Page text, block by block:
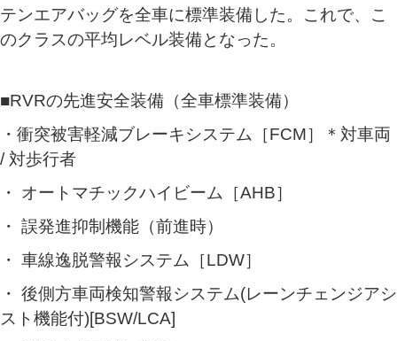
テンエアバッグを全車に標準装備した。これで、こ
のクラスの平均レベル装備となった。
■RVRの先進安全装備（全車標準装備）
・衝突被害軽減ブレーキシステム［FCM］＊対車両
/ 対歩行者
・ オートマチックハイビーム［AHB］
・ 誤発進抑制機能（前進時）
・ 車線逸脱警報システム［LDW］
・ 後側方車両検知警報システム(レーンチェンジアシ
スト機能付)[BSW/LCA]